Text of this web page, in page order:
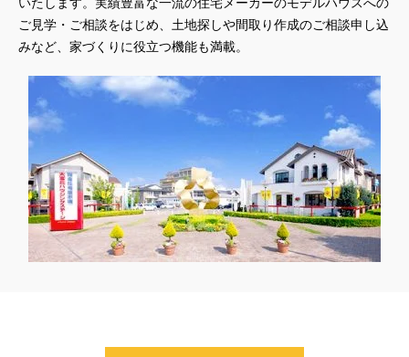
ご見学・ご相談をはじめ、土地探しや間取り作成のご相談申し込
みなど、家づくりに役立つ機能も満載。